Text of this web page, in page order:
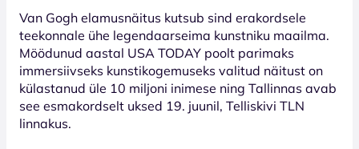
Van Gogh elamusnäitus kutsub sind erakordsele
teekonnale ühe legendaarseima kunstniku maailma.
Möödunud aastal USA TODAY poolt parimaks
immersiivseks kunstikogemuseks valitud näitust on
külastanud üle 10 miljoni inimese ning Tallinnas avab
see esmakordselt uksed 19. juunil, Telliskivi TLN
linnakus.